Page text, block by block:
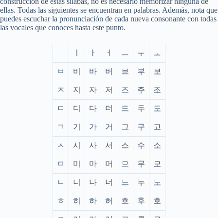
ellas. Todas las siguientes se encuentran en palabras. Además, nota que
puedes escuchar la pronunciación de cada nueva consonante con todas
las vocales que conoces hasta este punto.
ㅏ ㅓ ㅡ ㅜ ㅗ
ㅂ 비 바 버 브 부 보
ㅈ 지 자 저 즈 주 조
ㄷ 디 다 더 드 두 도
ㄱ 기 가 거 그 구 고
ㅅ 시 사 서 스 수 소
ㅁ 미 마 머 므 무 모
ㄴ 니 나 너 느 누 노
ㅎ 히 하 허 흐 후 호